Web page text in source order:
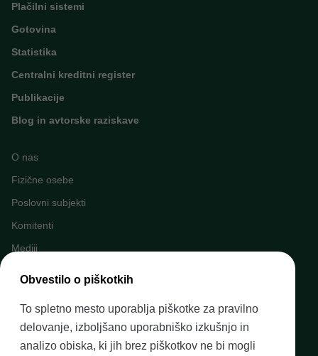
Plačilni sistemi
Gotovina
Statistika
Centralni kreditni register
Publikacije
Blog in avtorske raziskave
O nas
Fizične osebe
Poslovni subjekti
Komitenti
Mediji
Finančno opismenjevanje
Pravni okvir
Obvestilo o piškotkih
To spletno mesto uporablja piškotke za pravilno
delovanje, izboljšano uporabniško izkušnjo in
analizo obiska, ki jih brez piškotkov ne bi mogli